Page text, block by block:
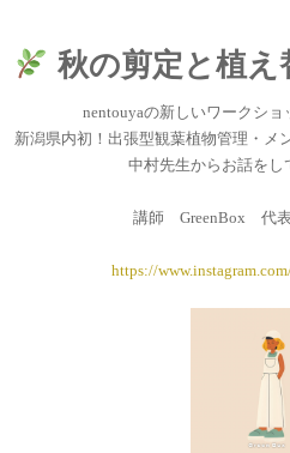
秋の剪定と植え
nentouyaの新しいワークショ
新潟県内初！出張型観葉植物管理・メ
中村先生からお話をし
講師 GreenBox 代
https://